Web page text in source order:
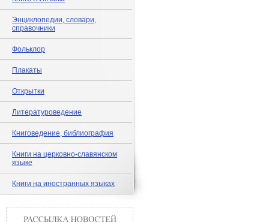
Энциклопедии, словари,
справочники
Фольклор
Плакаты
Открытки
Литературоведение
Книговедение, библиография
Книги на церковно-славянском
языке
Книги на иностранных языках